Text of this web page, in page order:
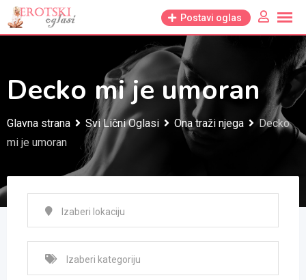
Skip
to
Postavi oglas
Decko mi je umoran
Glavna strana Svi Lični Oglasi Ona traži njega
Decko
mi je umoran